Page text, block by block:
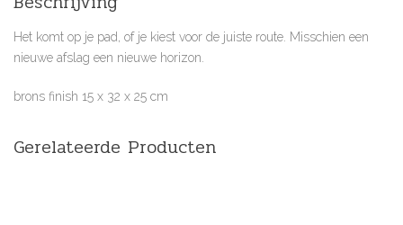
Het komt op je pad, of je kiest voor de juiste route. Misschien een
nieuwe afslag een nieuwe horizon.
brons finish 15 x 32 x 25 cm
Gerelateerde Producten